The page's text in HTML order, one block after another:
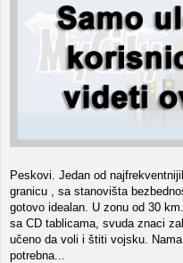
Peskovi. Jedan od
granicu , sa stanovišta
gotovo idealan. U zonu od 30
sa CD tablicama, svuda znaci
učeno da voli i štiti vojsku.
potrebna...